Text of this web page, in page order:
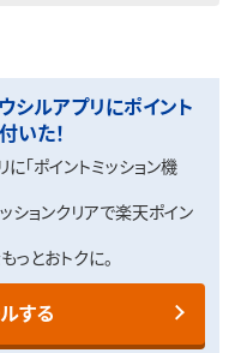
ウシルアプリにポイント
いた！
「ポイントミッション機
ションクリアで楽天ポイン
とおトクに。
する